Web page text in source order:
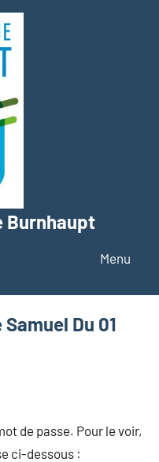
Burnhaupt
Menu
Du 01
de passe. Pour le voir,
ci-dessous :